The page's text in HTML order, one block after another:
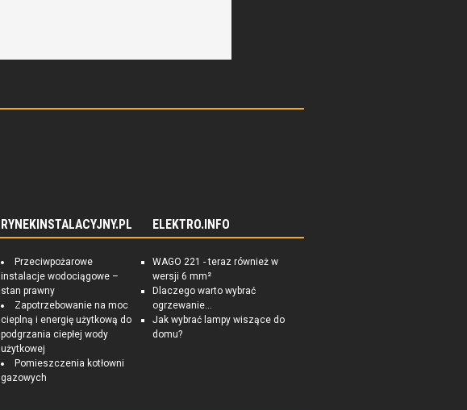
RYNEKINSTALACYJNY.PL
Przeciwpożarowe
instalacje wodociągowe –
stan prawny
Zapotrzebowanie na moc
cieplną i energię użytkową do
podgrzania ciepłej wody
użytkowej
Pomieszczenia kotłowni
gazowych
ELEKTRO.INFO
WAGO 221 - teraz również w
wersji 6 mm²
Dlaczego warto wybrać
ogrzewanie...
Jak wybrać lampy wiszące do
domu?